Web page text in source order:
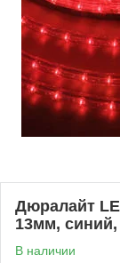
Дюралайт
13мм, синий,
В наличии